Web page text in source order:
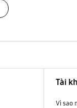
Tài
Vì sao